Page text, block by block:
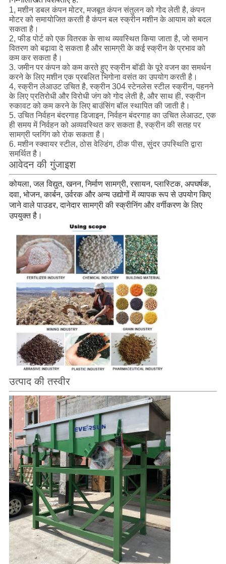
1, मशीन डबल कंपन मोटर, मजबूत कंपन संतुलन को गोद लेती है, कंपन
मोटर को समायोजित करती है कंपन बल स्क्रीन मशीन के आयाम को बदल
सकता है।
2, फीड पोर्ट को एक वितरक के साथ व्यवस्थित किया जाता है, जो समान
वितरण को बढ़ावा दे सकता है और सामग्री के कई स्क्रीन के प्रभाव को
कम कर सकता है।
3. जमीन पर कंपन को कम करते हुए स्क्रीन बॉडी के पूरे वजन का समर्थन
करने के लिए मशीन एक प्रबलित भिगोना वसंत का उपयोग करती है।
4, स्क्रीन लेआउट उचित है, स्क्रीन 304 स्टेनलेस स्टील स्क्रीन, पहनने
के लिए प्रतिरोधी और विरोधी जंग को गोद लेती है, और साथ ही, स्क्रीन
रुकावट को कम करने के लिए बाउंसिंग बॉल स्थापित की जाती है।
5. उचित निर्वहन बंदरगाह डिजाइन, निर्वहन बंदरगाह का उचित लेआउट, एक
ही समय में निर्वहन को अव्यवस्थित कर सकता है, स्क्रीन की सतह पर
सामग्री प्लगिंग को रोक सकता है।
6. मशीन स्क्वायर स्टील, ठोस वेल्डिंग, ठीक पीस, सुंदर उपस्थिति द्वारा
समर्थित है।
आवेदन की गुंजाइश
कोयला, जल विद्युत, खनन, निर्माण सामग्री, रसायन, प्लास्टिक, अपघर्षक,
दवा, भोजन, कार्बन, उर्वरक और अन्य उद्योगों में व्यापक रूप से उपयोग किए
जाने वाले पाउडर, दानेदार सामग्री की स्क्रीनिंग और वर्गीकरण के लिए
उपयुक्त है।
उत्पाद की तस्वीर